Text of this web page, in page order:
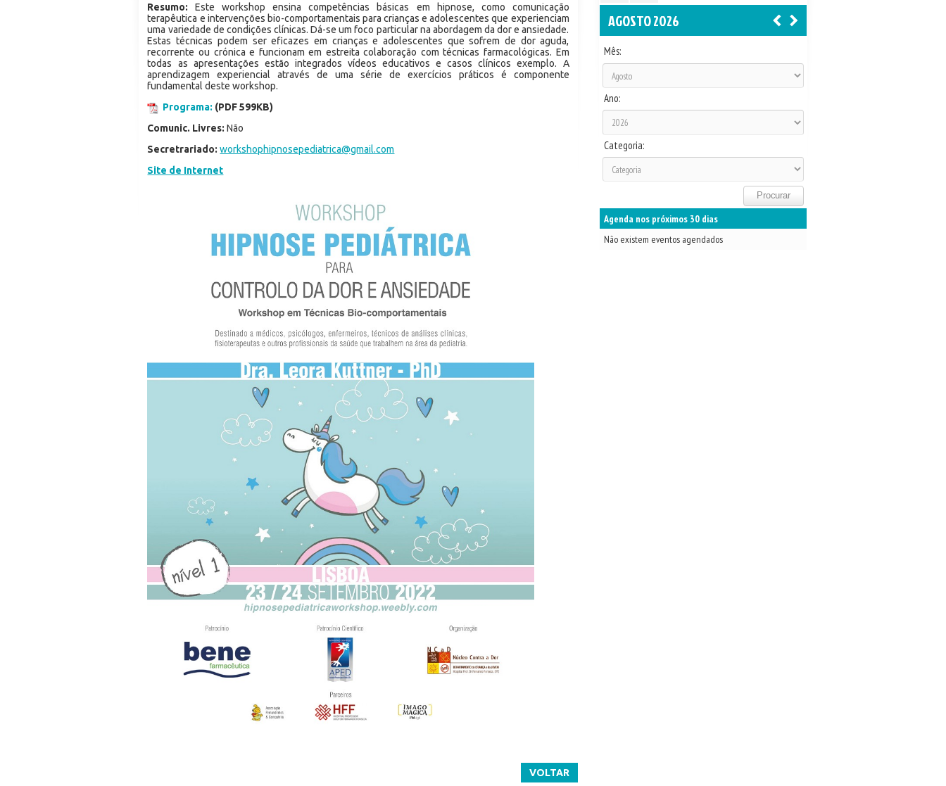
Resumo:Este workshop ensina competências básicas em hipnose, como comunicação
terapêutica e intervenções bio-comportamentais para crianças e adolescentes que experienciam
uma variedade de condições clínicas. Dá-se um foco particular na abordagem da dor e ansiedade.
Estas técnicas podem ser eficazes em crianças e adolescentes que sofrem de dor aguda,
recorrente ou crónica e funcionam em estreita colaboração com técnicas farmacológicas. Em
todas as apresentações estão integrados vídeos educativos e casos clínicos exemplo. A
aprendizagem experiencial através de uma série de exercícios práticos é componente
fundamental deste workshop.
Programa: (PDF 599KB)
Comunic. Livres:Não
Secretrariado:workshophipnosepediatrica@gmail.com
Site de Internet
VOLTAR
AGOSTO 2026
Mês:
Ano:
Categoria:
Agenda nos próximos 30 dias
Não existem eventos agendados